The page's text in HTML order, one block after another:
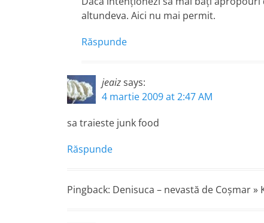
altundeva. Aici nu mai permit.
Răspunde
jeaizsays:
4 martie 2009 at 2:47 AM
sa traieste junk food
Răspunde
Pingback: Denisuca – nevastă de Coşmar »